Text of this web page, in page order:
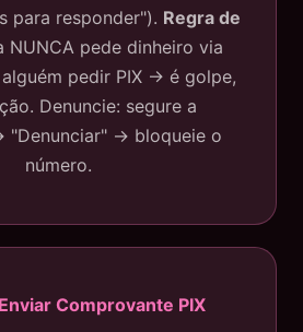
para responder"). Regra de
NUNCA pede dinheiro via
pedir PIX → é golpe,
Denuncie: segure a
"Denunciar" → bloqueie o
número.
Comprovante PIX